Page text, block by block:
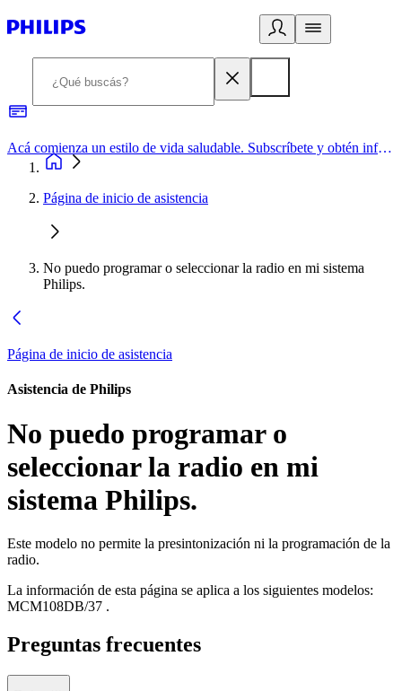
Acá comienza un estilo de vida saludable. Subscríbete y obtén información de primera mano
Página de inicio de asistencia
No puedo programar o seleccionar la radio en mi sistema
Philips.
Página de inicio de asistencia
Asistencia de Philips
No puedo programar o
seleccionar la radio en mi
sistema Philips.
Este modelo no permite la presintonización ni la programación de la
radio.
La información de esta página se aplica a los siguientes modelos:
MCM108DB/37 .
Preguntas frecuentes